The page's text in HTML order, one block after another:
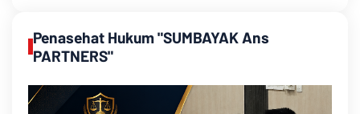
Penasehat Hukum "SUMBAYAK Ans
PARTNERS"